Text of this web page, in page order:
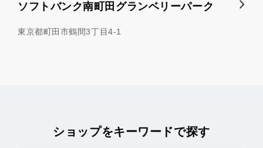
ソフトバンク南町田グランベリーパーク
東京都町田市鶴間3丁目4-1
ショップをキーワードで探す